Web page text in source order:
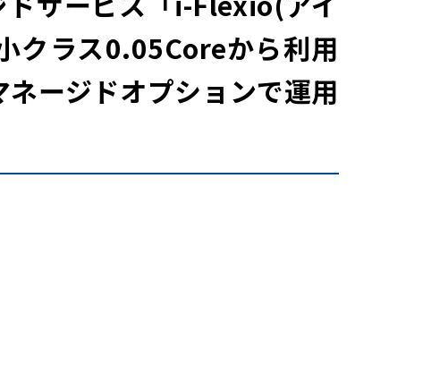
クラス0.05Coreから利用
ージドオプションで運用